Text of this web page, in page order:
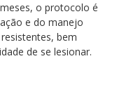
o protocolo é
e do manejo
bem
de se lesionar.